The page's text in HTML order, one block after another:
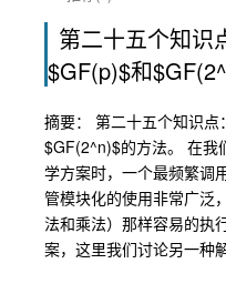
第二十五个知识
$GF(p)$和
摘要： 第二十五个知识
$GF(2^n)$的方法。 在我
学方案时，一个最频繁调
管模块化的使用非常广泛
法和乘法）那样容易的执
案，这里我们讨论另一种